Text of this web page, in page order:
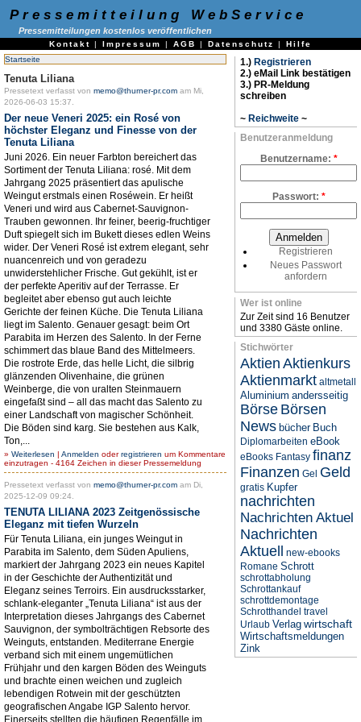
Pressemitteilung WebService
Pressemitteilungen kostenlos veröffentlichen
Kontakt | Impressum | AGB | Datenschutz | Hilfe
Startseite
Tenuta Liliana
Pressetext verfasst von memo@thurner-pr.com am Mi,
2026-06-03 15:37.
Der neue Veneri 2025: ein Rosé von
höchster Eleganz und Finesse von der
Tenuta Liliana
Juni 2026. Ein neuer Farbton bereichert das
Sortiment der Tenuta Liliana: rosé. Mit dem
Jahrgang 2025 präsentiert das apulische
Weingut erstmals einen Roséwein. Er heißt
Veneri und wird aus Cabernet-Sauvignon-
Trauben gewonnen. Ihr feiner, beerig-fruchtiger
Duft spiegelt sich im Bukett dieses edlen Weins
wider. Der Veneri Rosé ist extrem elegant, sehr
nuancenreich und von geradezu
unwiderstehlicher Frische. Gut gekühlt, ist er
der perfekte Aperitiv auf der Terrasse. Er
begleitet aber ebenso gut auch leichte
Gerichte der feinen Küche. Die Tenuta Liliana
liegt im Salento. Genauer gesagt: beim Ort
Parabita im Herzen des Salento. In der Ferne
schimmert das blaue Band des Mittelmeers.
Die rostrote Erde, das helle Licht, die silbrig
glänzenden Olivenhaine, die grünen
Weinberge, die von uralten Steinmauern
eingefaßt sind – all das macht das Salento zu
einer Landschaft von magischer Schönheit.
Die Böden sind karg. Sie bestehen aus Kalk,
Ton,...
» Weiterlesen | Anmelden oderregistrieren um Kommentare
einzutragen - 4164 Zeichen in dieser Pressemeldung
Pressetext verfasst von memo@thurner-pr.com am Di,
2025-12-09 09:24.
TENUTA LILIANA 2023 Zeitgenössische
Eleganz mit tiefen Wurzeln
Für Tenuta Liliana, ein junges Weingut in
Parabita im Salento, dem Süden Apuliens,
markiert der Jahrgang 2023 ein neues Kapitel
in der Geschichte der Authentizität und
Eleganz seines Terroirs. Ein ausdrucksstarker,
schlank-eleganter „Tenuta Liliana“ ist aus der
Interpretation dieses Jahrgangs des Cabernet
Sauvignon, der symbolträchtigen Rebsorte des
Weinguts, entstanden. Mediterrane Energie
verband sich mit einem ungemütlichen
Frühjahr und den kargen Böden des Weinguts
und brachte einen weichen und zugleich
lebendigen Rotwein mit der geschützten
geografischen Angabe IGP Salento hervor.
Einerseits stellten die häufigen Regenfälle im
1.) Registrieren
2.) eMail Link bestätigen
3.) PR-Meldung
schreiben
~ Reichweite ~
Benutzeranmeldung
Benutzername: *
Passwort: *
Registrieren
Neues Passwort
anfordern
Wer ist online
Zur Zeit sind 16 Benutzer
und 3380 Gäste online.
Stichwörter
Aktien Aktienkurs
Aktienmarkt altmetall
Aluminium andersseitig
Börse Börsen
News bücher Buch
Diplomarbeiten eBook
eBooks Fantasy finanz
Finanzen Gel Geld
gratis Kupfer
nachrichten
Nachrichten Aktuel
Nachrichten
Aktuell
new-ebooks
Romane Schrott
schrottabholung
Schrottankauf
schrottdemontage
Schrotthandel travel
Urlaub Verlag wirtschaft
Wirtschaftsmeldungen
Zink